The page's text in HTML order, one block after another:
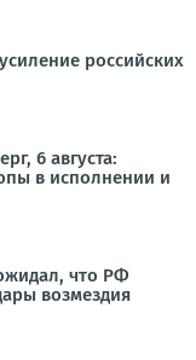
российских
6 августа:
в исполнении и
что РФ
возмездия